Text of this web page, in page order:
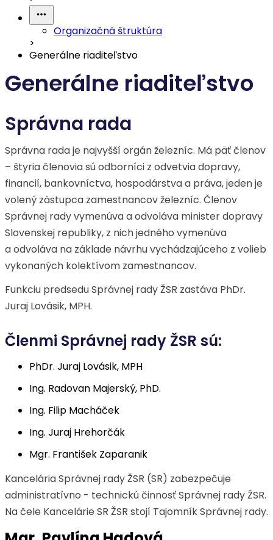
Organizačná štruktúra
>
Generálne riaditeľstvo
Generálne riaditeľstvo
Správna rada
Správna rada je najvyšší orgán železníc. Má päť členov
– štyria členovia sú odborníci z odvetvia dopravy,
financií, bankovníctva, hospodárstva a práva, jeden je
volený zástupca zamestnancov železníc. Členov
Správnej rady vymenúva a odvoláva minister dopravy
Slovenskej republiky, z nich jedného vymenúva
a odvoláva na základe návrhu vychádzajúceho z volieb
vykonaných kolektívom zamestnancov.
Funkciu predsedu Správnej rady ŽSR zastáva PhDr.
Juraj Lovásik, MPH.
Členmi Správnej rady ŽSR sú:
PhDr. Juraj Lovásik, MPH
Ing. Radovan Majerský, PhD.
Ing. Filip Macháček
Ing. Juraj Hrehorčák
Mgr. František Zaparanik
Kancelária Správnej rady ŽSR (SR) zabezpečuje
administratívno - technickú činnosť Správnej rady ŽSR.
Na čele Kancelárie SR ŽSR stojí Tajomník Správnej rady.